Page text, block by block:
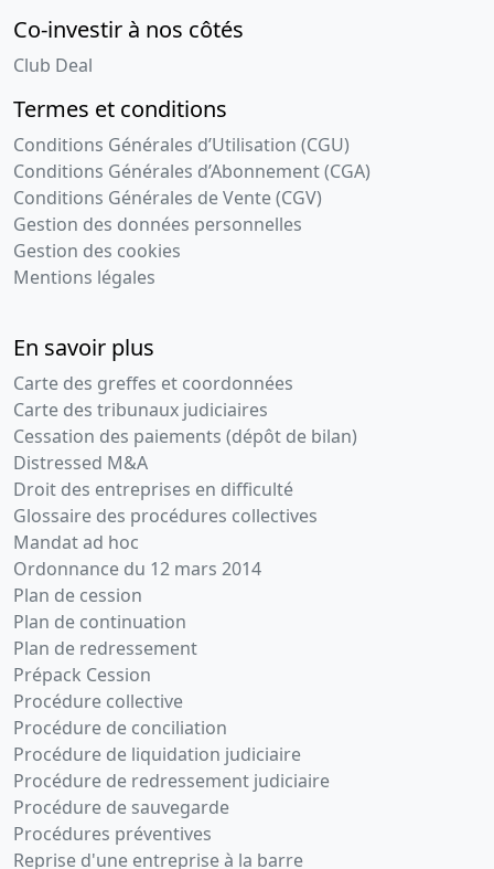
Co-investir à nos côtés
Club Deal
Termes et conditions
Conditions Générales d’Utilisation (CGU)
Conditions Générales d’Abonnement (CGA)
Conditions Générales de Vente (CGV)
Gestion des données personnelles
Gestion des cookies
Mentions légales
En savoir plus
Carte des greffes et coordonnées
Carte des tribunaux judiciaires
Cessation des paiements (dépôt de bilan)
Distressed M&A
Droit des entreprises en difficulté
Glossaire des procédures collectives
Mandat ad hoc
Ordonnance du 12 mars 2014
Plan de cession
Plan de continuation
Plan de redressement
Prépack Cession
Procédure collective
Procédure de conciliation
Procédure de liquidation judiciaire
Procédure de redressement judiciaire
Procédure de sauvegarde
Procédures préventives
Reprise d'une entreprise à la barre